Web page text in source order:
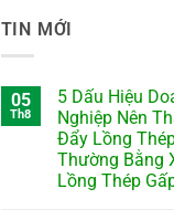
TIN MỚI
05
Th8
5 Dấu Hiệu
Nghiệp Nên
Đẩy Lồng
Thường Bằng
Lồng Thép